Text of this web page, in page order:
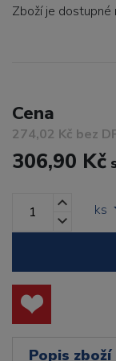
Zboží je dostupné
Cena
274,02 Kč bez
306,90 Kč
ks
Popis zboží